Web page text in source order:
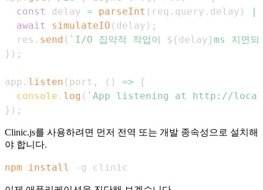
const
delay = parseInt ( req . query . delay )
||
await
simulateIO ( delay ) ;
  res
. send ( ` I/O 집약적 작업이 ${delay}ms 지연되
} ) ;
app . listen ( port , ( ) =>
{
console . log ( ` App listening at http://
} ) ;
Clinic.js를 사용하려면 먼저 전역 또는 개발 종속성으로 설치해
야 합니다.
npm install -g clinic